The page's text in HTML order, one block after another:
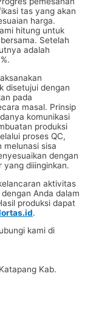
tas yang akan
harga.
hitung untuk
Setelah
adalah
disetujui dengan
pada
masal. Prinsip
komunikasi
produksi
proses QC,
melunasi sisa
dengan
yang diiinginkan.
aktivitas
Anda dalam
produksi dapat
.
kami di
Kab.